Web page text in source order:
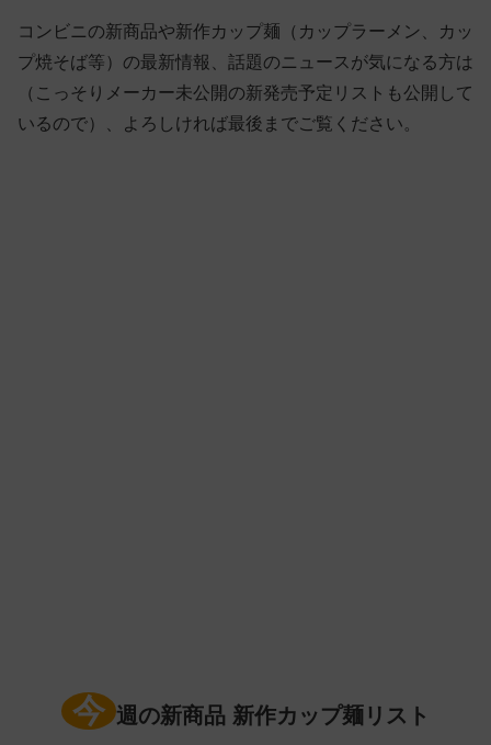
コンビニの新商品や新作カップ麺（カップラーメン、カッ
プ焼そば等）の最新情報、話題のニュースが気になる方は
（こっそりメーカー未公開の新発売予定リストも公開して
いるので）、よろしければ最後までご覧ください。
今 週の新商品 新作カップ麺リスト